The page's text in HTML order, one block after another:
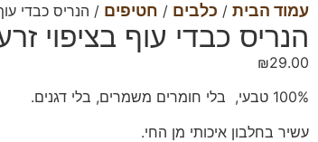
עמוד הבית / כלבים / חטיפים / הנריס כבדי
הנריס כבדי עוף בציפוי
₪29.00
100% טבעי, בלי חומרים משמרים, בלי דגנים.
עשיר בחלבון איכותי מן החי.